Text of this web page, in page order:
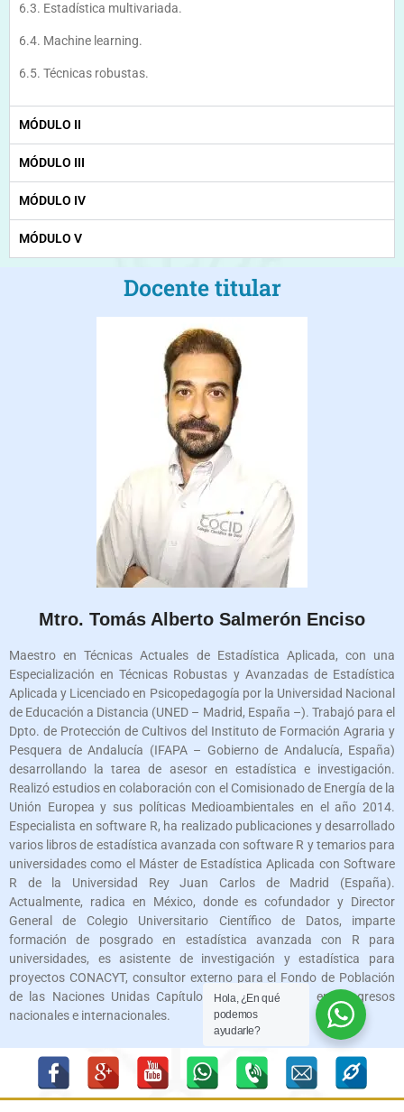
6.3. Estadística multivariada.
6.4. Machine learning.
6.5. Técnicas robustas.
MÓDULO II
MÓDULO III
MÓDULO IV
MÓDULO V
Docente titular
Mtro. Tomás Alberto Salmerón Enciso
Maestro en Técnicas Actuales de Estadística Aplicada, con una
Especialización en Técnicas Robustas y Avanzadas de Estadística
Aplicada y Licenciado en Psicopedagogía por la Universidad Nacional
de Educación a Distancia (UNED – Madrid, España –). Trabajó para el
Dpto. de Protección de Cultivos del Instituto de Formación Agraria y
Pesquera de Andalucía (IFAPA – Gobierno de Andalucía, España)
desarrollando la tarea de asesor en estadística e investigación.
Realizó estudios en colaboración con el Comisionado de Energía de la
Unión Europea y sus políticas Medioambientales en el año 2014.
Especialista en software R, ha realizado publicaciones y desarrollado
varios libros de estadística avanzada con software R y temarios para
universidades como el Máster de Estadística Aplicada con Software
R de la Universidad Rey Juan Carlos de Madrid (España).
Actualmente, radica en México, donde es cofundador y Director
General de Colegio Universitario Científico de Datos, imparte
formación de posgrado en estadística avanzada con R para
universidades, es asistente de investigación y estadística para
proyectos CONACYT, consultor externo para el Fondo de Población
de las Naciones Unidas Capítulo México y expone en congresos
nacionales e internacionales.
Hola, ¿En qué
podemos
ayudarle?